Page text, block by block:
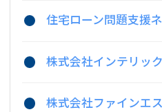
住宅ローン問題支援
株式会社インテリッ
株式会社ファインエ